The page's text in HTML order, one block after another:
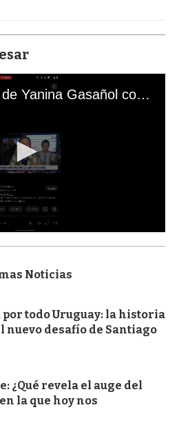
El mal momento de Yanina Gasañol con un hincha argentino en "Subrayado"
Noticias
todo Uruguay: la historia
nuevo desafío de Santiago
¿Qué revela el auge del
la que hoy nos